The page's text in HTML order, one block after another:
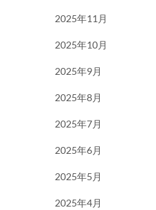
2025年11月
2025年10月
2025年9月
2025年8月
2025年7月
2025年6月
2025年5月
2025年4月